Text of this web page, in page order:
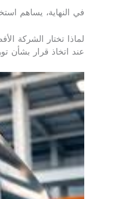
في النهاية، يساهم
لماذا تختار الشركة
عند اتخاذ قرار بشأن